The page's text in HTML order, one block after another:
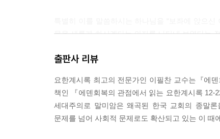
[16:1] 도입 370
[16:3] 두 번째 대접 심판 374
[16:8-9] 네 번째 대접 심판 383
2)마지막 세 개의 대접 심판: 짐승과 용 그리고 바
[16:10-11] 다섯 번째 대접 심판 396
[16:12-16 여섯 번째 대접 심판 402
물을 새롭게 하시겠다는 의지를 나타내 보였다는
시기 때문에, 시작된 하나님의 계획은 반드시 완
--- p.834
21장 9절에서 신부 곧 어린 양의 아내를 보여준다
렘이다. 따라서 2절에 이어서 9-10절에서 새예루
출판사 리뷰
요한계시록 최고의 전문가인 이필찬 교수는『에
책인 『에덴회복의 관점에서 읽는 요한계시록
세대주의로 말미암은 왜곡된 한국 교회의 종말
문제를 넘어 사회적 문제로도 확산되고 있는 이